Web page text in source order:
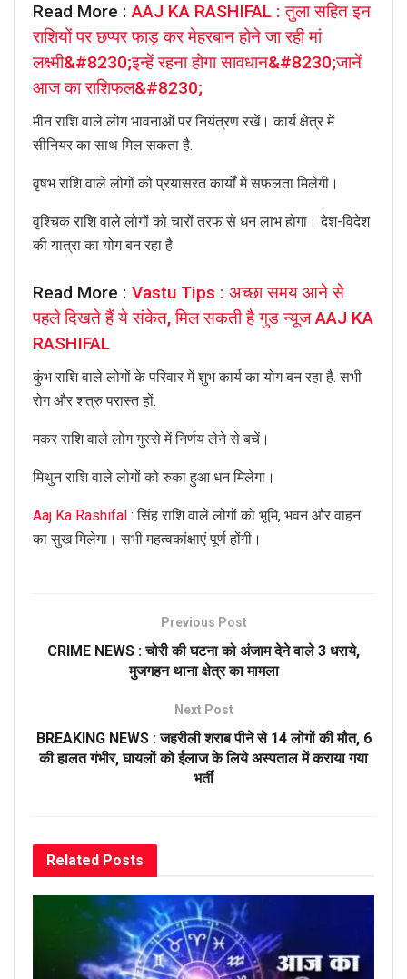
Read More :AAJ KA RASHIFAL : तुला सहित इन
राशियों पर छप्पर फाड़ कर मेहरबान होने जा रही मां
लक्ष्मी&#8230;इन्हें रहना होगा सावधान&#8230;जानें
आज का राशिफल&#8230;
मीन राशि वाले लोग भावनाओं पर नियंत्रण रखें। कार्य क्षेत्र में
सीनियर का साथ मिल सकता है.
वृषभ राशि वाले लोगों को प्रयासरत कार्यों में सफलता मिलेगी।
वृश्चिक राशि वाले लोगों को चारों तरफ से धन लाभ होगा। देश-विदेश
की यात्रा का योग बन रहा है.
Read More : Vastu Tips : अच्छा समय आने से
पहले दिखते हैं ये संकेत, मिल सकती है गुड न्यूज AAJ KA
RASHIFAL
कुंभ राशि वाले लोगों के परिवार में शुभ कार्य का योग बन रहा है. सभी
रोग और शत्रु परास्त हों.
मकर राशि वाले लोग गुस्से में निर्णय लेने से बचें।
मिथुन राशि वाले लोगों को रुका हुआ धन मिलेगा।
Aaj Ka Rashifal : सिंह राशि वाले लोगों को भूमि, भवन और वाहन
का सुख मिलेगा। सभी महत्वकांक्षाएं पूर्ण होंगी।
Previous Post
CRIME NEWS : चोरी की घटना को अंजाम देने वाले 3 धराये,
मुजगहन थाना क्षेत्र का मामला
Next Post
BREAKING NEWS : जहरीली शराब पीने से 14 लोगों की मौत, 6
की हालत गंभीर, घायलों को ईलाज के लिये अस्पताल में कराया गया
भर्ती
Related Posts